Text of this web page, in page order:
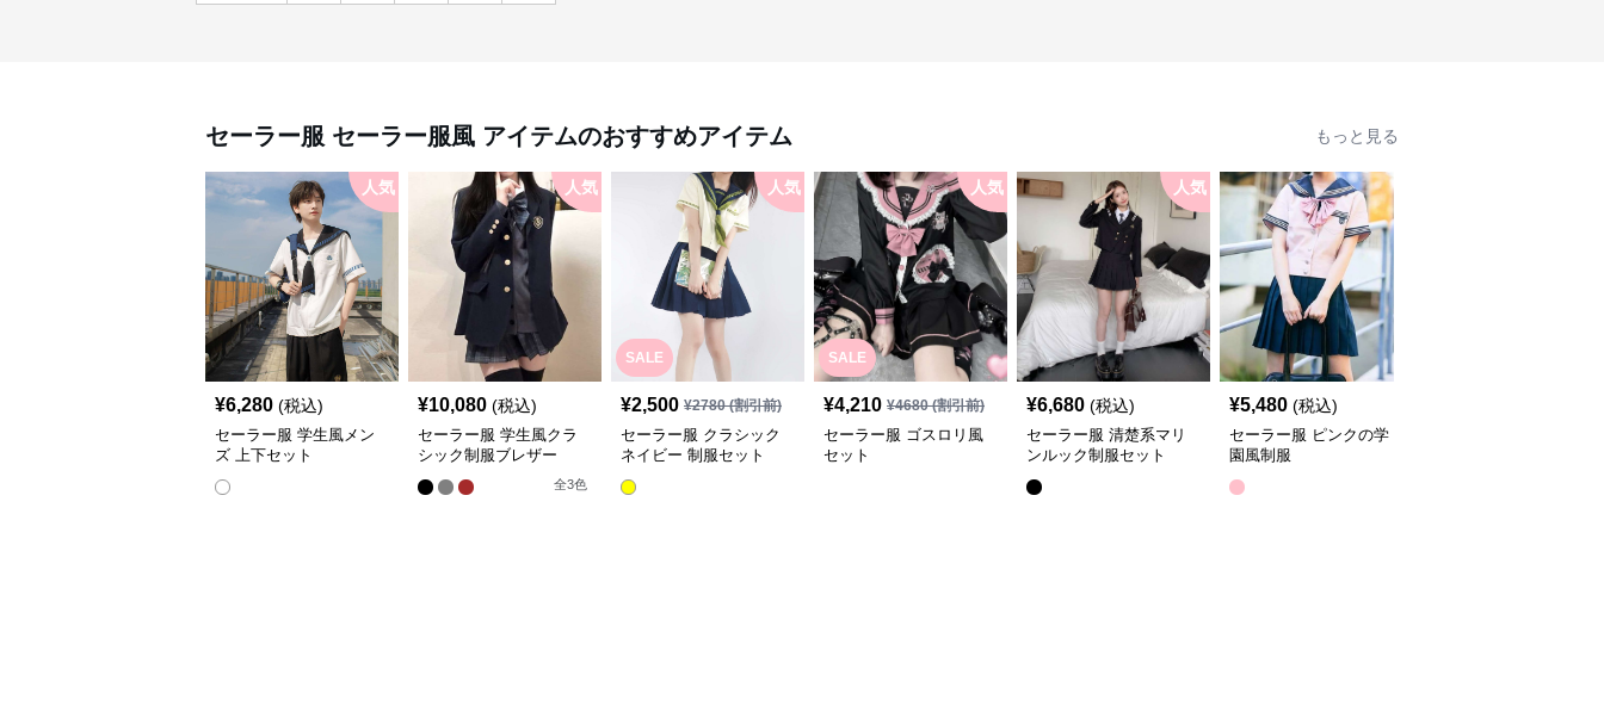
セーラー服 セーラー服風 アイテムのおすすめアイテム もっと見る
人気
¥6,280 (税込)
セーラー服 学生風メン
ズ 上下セット
人気
¥10,080 (税込)
セーラー服 学生風クラ
シック制服ブレザー
全3色
SALE
人気
¥2,500 ¥2780(割引前)
セーラー服 クラシック
ネイビー 制服セット
SALE
人気
¥4,210 ¥4680(割引前)
セーラー服 ゴスロリ風
セット
人気
¥6,680 (税込)
セーラー服 清楚系マリ
ンルック制服セット
¥5,480 (税込)
セーラー服 ピンクの学
園風制服